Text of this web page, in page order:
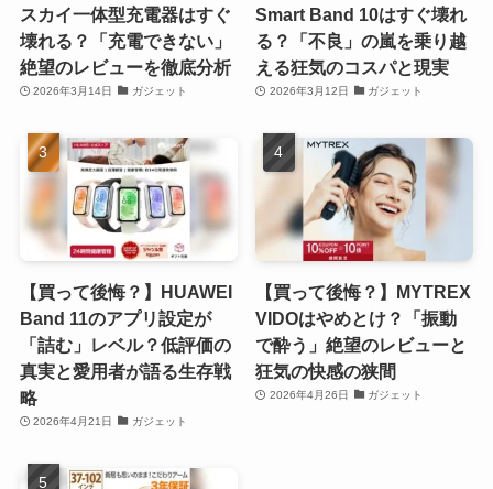
スカイ一体型充電器はすぐ
壊れる？「充電できない」
絶望のレビューを徹底分析
2026年3月14日 ガジェット
Smart Band 10はすぐ壊れ
る？「不良」の嵐を乗り越
える狂気のコスパと現実
2026年3月12日 ガジェット
【買って後悔？】HUAWEI
Band 11のアプリ設定が
「詰む」レベル？低評価の
真実と愛用者が語る生存戦
略
2026年4月21日 ガジェット
【買って後悔？】MYTREX
VIDOはやめとけ？「振動
で酔う」絶望のレビューと
狂気の快感の狭間
2026年4月26日 ガジェット